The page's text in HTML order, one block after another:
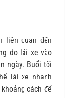
liên quan đến
do lái xe vào
ngày. Buổi tối
lái xe nhanh
cách để